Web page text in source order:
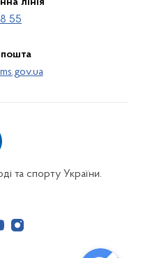
55
та спорту України.